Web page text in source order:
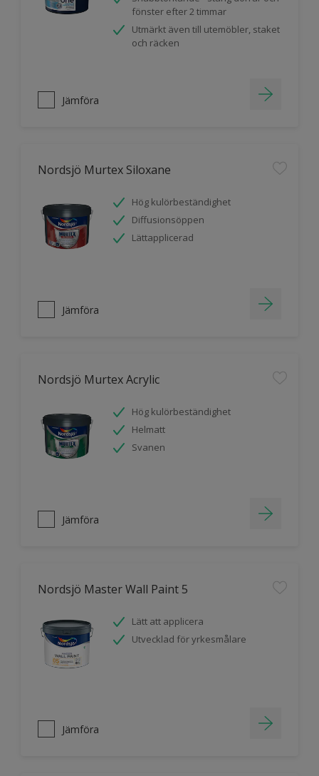
fönster efter 2 timmar
Utmärkt även till utemöbler, staket
och räcken
Jämföra
Nordsjö Murtex Siloxane
Hög kulörbeständighet
Diffusionsöppen
Lättapplicerad
Jämföra
Nordsjö Murtex Acrylic
Hög kulörbeständighet
Helmatt
Svanen
Jämföra
Nordsjö Master Wall Paint 5
Lätt att applicera
Utvecklad för yrkesmålare
Jämföra